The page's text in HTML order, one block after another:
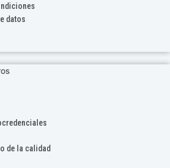
datos
de la calidad